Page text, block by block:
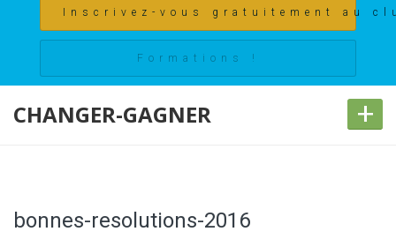
Inscrivez-vous gratuitement au
Formations !
CHANGER-GAGNER +
bonnes-resolutions-2016